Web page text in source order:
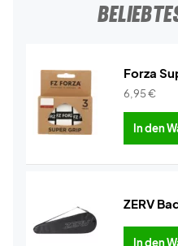
Forza
6,95€
In den
ZERV
In den